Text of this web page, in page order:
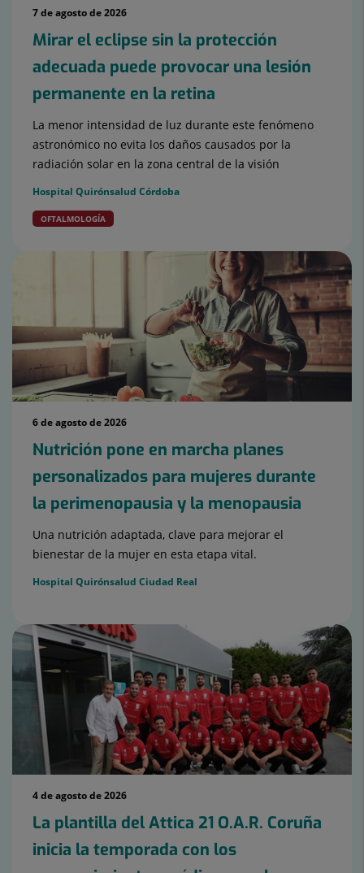
7 de agosto de 2026
Mirar el eclipse sin la protección
adecuada puede provocar una lesión
permanente en la retina
La menor intensidad de luz durante este fenómeno
astronómico no evita los daños causados por la
radiación solar en la zona central de la visión
Hospital Quirónsalud Córdoba
OFTALMOLOGÍA
6 de agosto de 2026
Nutrición pone en marcha planes
personalizados para mujeres durante
la perimenopausia y la menopausia
Una nutrición adaptada, clave para mejorar el
bienestar de la mujer en esta etapa vital.
Hospital Quirónsalud Ciudad Real
4 de agosto de 2026
La plantilla del Attica 21 O.A.R. Coruña
inicia la temporada con los